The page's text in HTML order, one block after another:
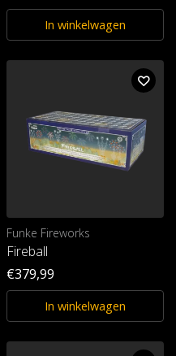
In winkelwagen
Funke Fireworks
Fireball
€379,99
In winkelwagen